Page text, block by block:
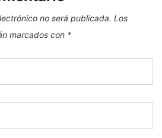
no será publicada. Los
marcados con *